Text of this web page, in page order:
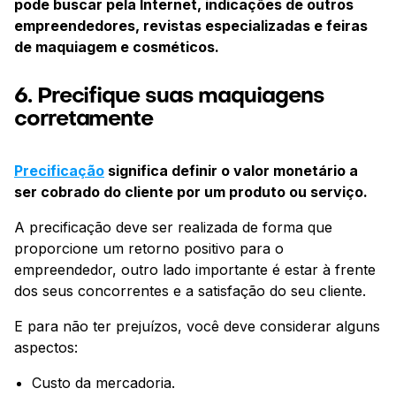
pode buscar pela Internet, indicações de outros
empreendedores, revistas especializadas e feiras
de maquiagem e cosméticos.
6. Precifique suas maquiagens
corretamente
Precificação significa definir o valor monetário a
ser cobrado do cliente por um produto ou serviço.
A precificação deve ser realizada de forma que
proporcione um retorno positivo para o
empreendedor, outro lado importante é estar à frente
dos seus concorrentes e a satisfação do seu cliente.
E para não ter prejuízos, você deve considerar alguns
aspectos:
Custo da mercadoria.